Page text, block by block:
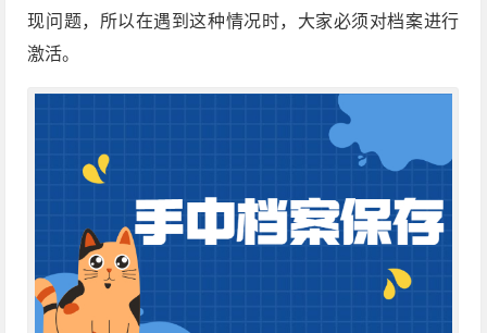
现问题，所以在遇到这种情况时，大家必须对档案进行
激活。